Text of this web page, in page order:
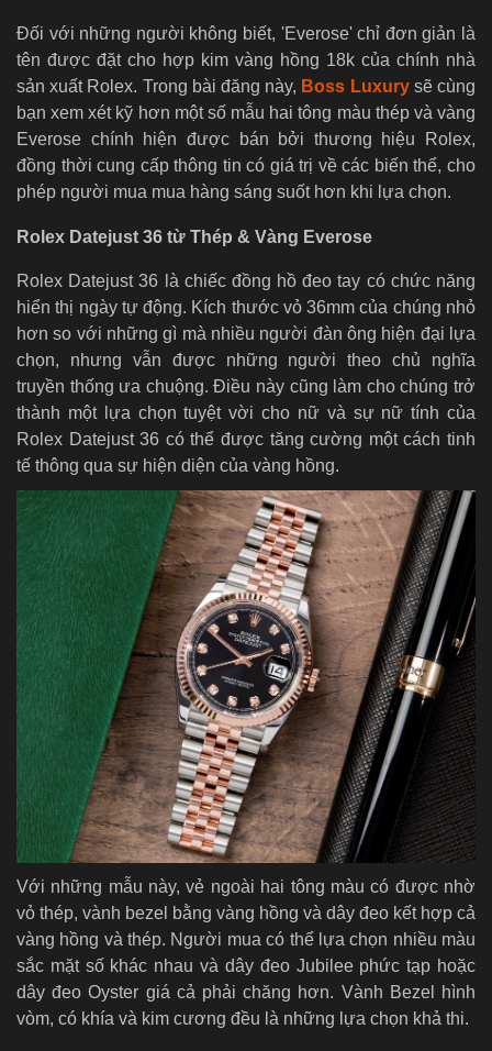
Đối với những người không biết, 'Everose' chỉ đơn giản là
tên được đặt cho hợp kim vàng hồng 18k của chính nhà
sản xuất Rolex. Trong bài đăng này, Boss Luxurysẽ cùng
bạn xem xét kỹ hơn một số mẫu hai tông màu thép và vàng
Everose chính hiện được bán bởi thương hiệu Rolex,
đồng thời cung cấp thông tin có giá trị về các biến thể, cho
phép người mua mua hàng sáng suốt hơn khi lựa chọn.
Rolex Datejust 36 từ Thép & Vàng Everose
Rolex Datejust 36 là chiếc đồng hồ đeo tay có chức năng
hiển thị ngày tự động. Kích thước vỏ 36mm của chúng nhỏ
hơn so với những gì mà nhiều người đàn ông hiện đại lựa
chọn, nhưng vẫn được những người theo chủ nghĩa
truyền thống ưa chuộng. Điều này cũng làm cho chúng trở
thành một lựa chọn tuyệt vời cho nữ và sự nữ tính của
Rolex Datejust 36 có thể được tăng cường một cách tinh
tế thông qua sự hiện diện của vàng hồng.
Với những mẫu này, vẻ ngoài hai tông màu có được nhờ
vỏ thép, vành bezel bằng vàng hồng và dây đeo kết hợp cả
vàng hồng và thép. Người mua có thể lựa chọn nhiều màu
sắc mặt số khác nhau và dây đeo Jubilee phức tạp hoặc
dây đeo Oyster giá cả phải chăng hơn. Vành Bezel hình
vòm, có khía và kim cương đều là những lựa chọn khả thi.